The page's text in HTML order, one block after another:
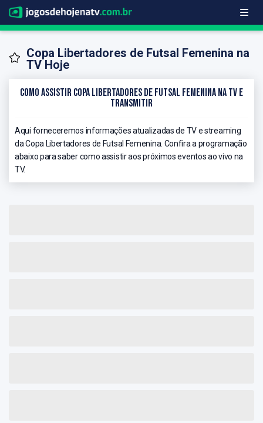
Copa Libertadores de Futsal Femenina na
TV Hoje
Como Assistir Copa Libertadores de Futsal Femenina na TV e
Transmitir
Aqui forneceremos informações atualizadas de TV e streaming
da Copa Libertadores de Futsal Femenina. Confira a programação
abaixo para saber como assistir aos próximos eventos ao vivo na
TV.